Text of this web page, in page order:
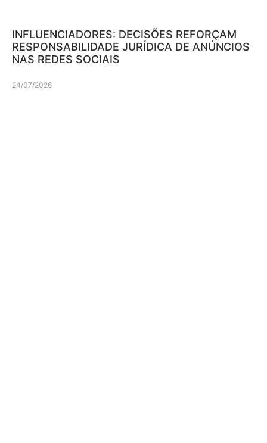
INFLUENCIADORES: DECISÕES REFORÇAM
RESPONSABILIDADE JURÍDICA DE ANÚNCIOS
NAS REDES SOCIAIS
24/07/2026